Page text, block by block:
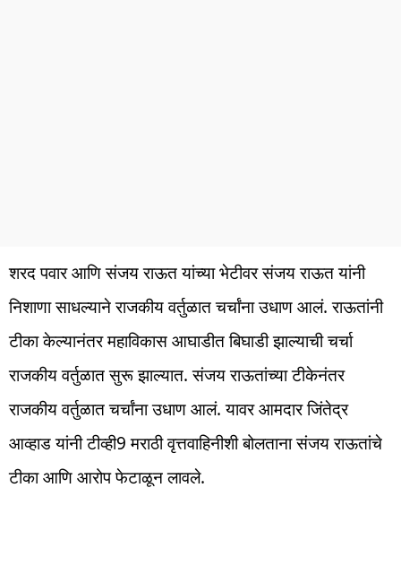
शरद पवार आणि संजय राऊत यांच्या भेटीवर संजय राऊत यांनी
निशाणा साधल्याने राजकीय वर्तुळात चर्चांना उधाण आलं. राऊतांनी
टीका केल्यानंतर महाविकास आघाडीत बिघाडी झाल्याची चर्चा
राजकीय वर्तुळात सुरू झाल्यात. संजय राऊतांच्या टीकेनंतर
राजकीय वर्तुळात चर्चांना उधाण आलं. यावर आमदार जिंतेद्र
आव्हाड यांनी टीव्ही9 मराठी वृत्तवाहिनीशी बोलताना संजय राऊतांचे
टीका आणि आरोप फेटाळून लावले.